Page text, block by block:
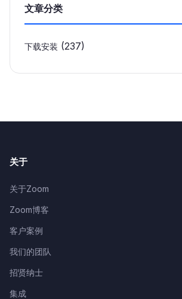
文章分类
下载安装 (237)
关于
关于Zoom
Zoom博客
客户案例
我们的团队
招贤纳士
集成